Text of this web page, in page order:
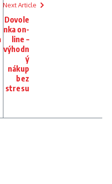
Next Article
Dovole
nka on-
line –
výhodn
ý
nákup
bez
stresu